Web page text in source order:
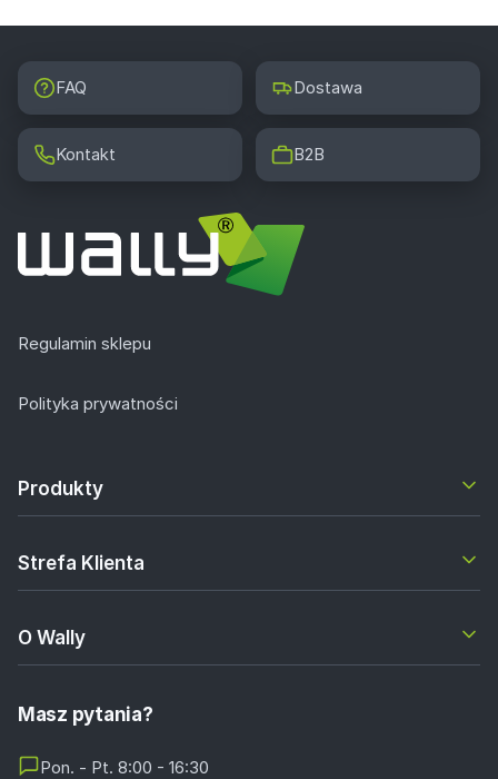
FAQ Dostawa
Kontakt B2B
Regulamin sklepu
Polityka prywatności
Produkty
Strefa Klienta
O Wally
Masz pytania?
Pon. - Pt. 8:00 - 16:30